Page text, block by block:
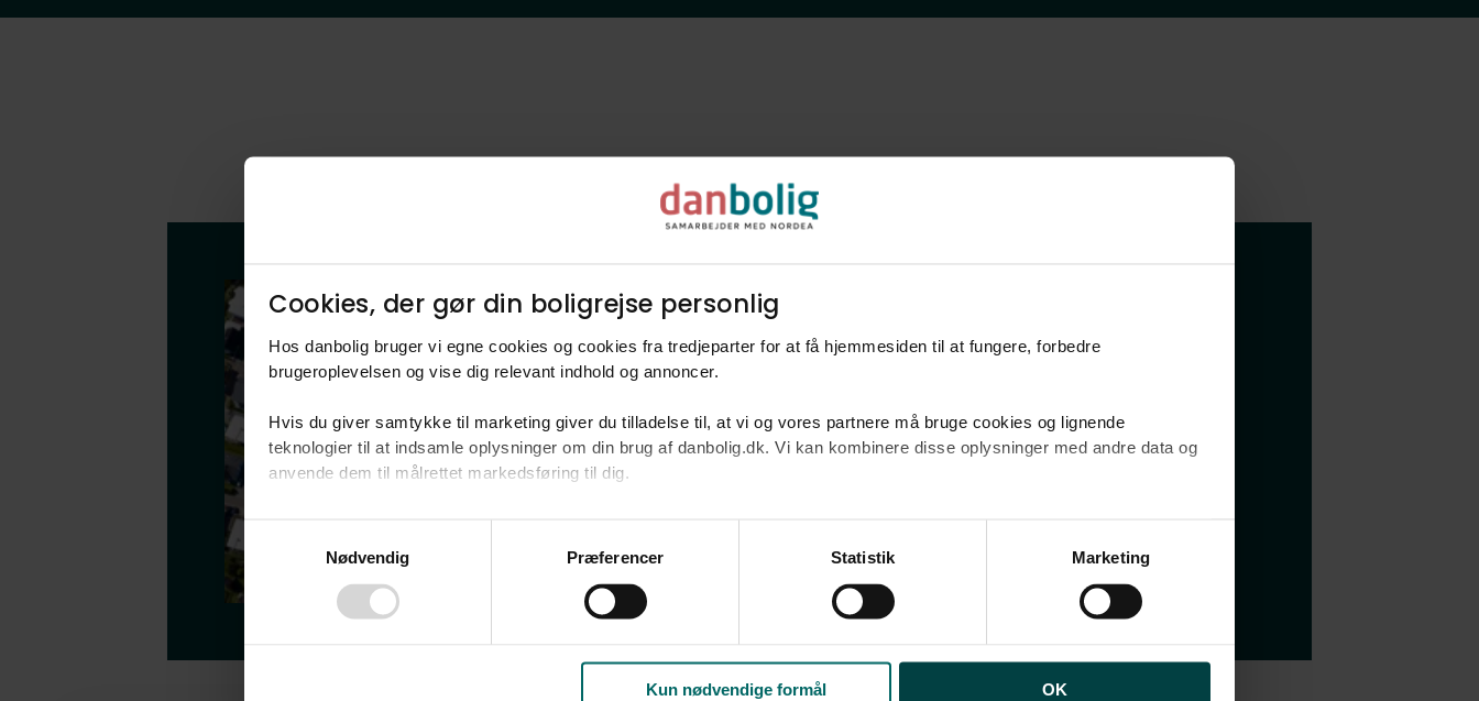
Cookies, der gør din boligrejse personlig​
Hos danbolig bruger vi egne cookies og cookies fra tredjeparter for at få hjemmesiden til at fungere, forbedre
brugeroplevelsen og vise dig relevant indhold og annoncer.​
Hvis du giver samtykke til marketing giver du tilladelse til, at vi og vores partnere må bruge cookies og lignende
teknologier til at indsamle oplysninger om din brug af danbolig.dk. Vi kan kombinere disse oplysninger med andre data og
anvende dem til målrettet markedsføring til dig.​
Ved at klikke på ”OK” giver du samtykke til alle formål. Du kan til enhver tid læse mere om brugen af cookies samt
tilbagekalde dit samtykke ved at følge linket til vores
. Oplysninger om behandling af personoplysninger
Nødvendig Præferencer Statistik Marketing
Kun nødvendige formål OK
Bliv klogere på dine
nye naboer og dit nye
nabolag
Indre Østerbro.
Dyk ned i Indre Østerbro